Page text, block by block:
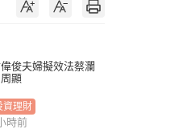
俊夫婦擬效法蔡瀾
周顯
資理財
時前